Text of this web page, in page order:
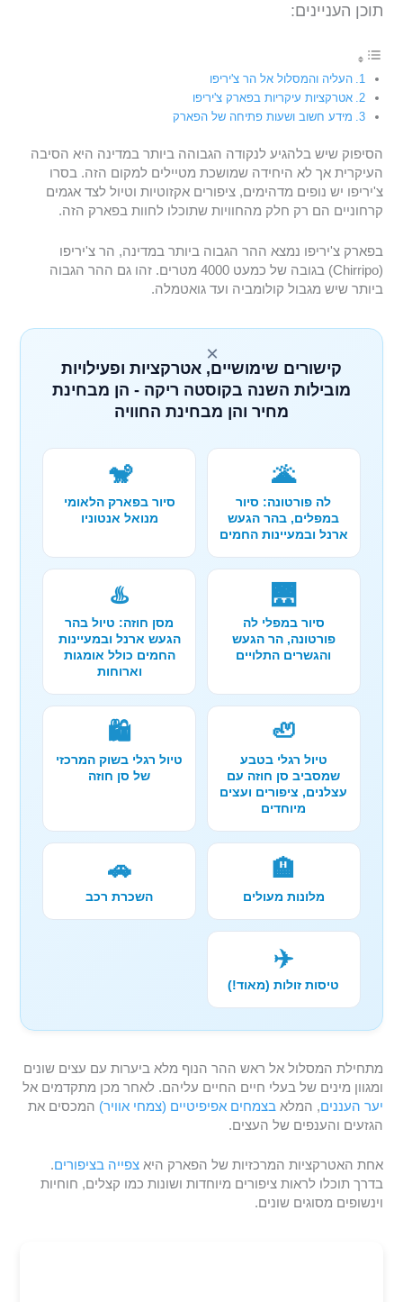
תוכן העניינים:
העליה והמסלול אל הר צ'יריפו
אטרקציות עיקריות בפארק צ'יריפו
מידע חשוב ושעות פתיחה של הפארק
​הסיפוק שיש בלהגיע לנקודה הגבוהה ביותר במדינה היא הסיבה
העיקרית אך לא היחידה שמושכת מטיילים למקום הזה. בסרו
צ'יריפו יש נופים מדהימים, ציפורים אקזוטיות וטיול לצד אגמים
קרחוניים הם רק חלק מהחוויות שתוכלו לחוות בפארק הזה.
בפארק צ'יריפו נמצא ההר הגבוה ביותר במדינה, הר צ'יריפו
(Chirripo) בגובה של כמעט 4000 מטרים. זהו גם ההר הגבוה
ביותר שיש מגבול קולומביה ועד גואטמלה.
×
קישורים שימושיים, אטרקציות ופעילויות
מובילות השנה בקוסטה ריקה - הן מבחינת
מחיר והן מבחינת החוויה
🌋
לה פורטונה: סיור
במפלים, בהר הגעש
ארנל ובמעיינות החמים
🐒
סיור בפארק הלאומי
מנואל אנטוניו
🌉
סיור במפלי לה
פורטונה, הר הגעש
והגשרים התלויים
♨️
מסן חוזה: טיול בהר
הגעש ארנל ובמעיינות
החמים כולל אומגות
וארוחות
🦥
טיול רגלי בטבע
שמסביב סן חוזה עם
עצלנים, ציפורים ועצים
מיוחדים
🛍️
טיול רגלי בשוק המרכזי
של סן חוזה
🏨
מלונות מעולים
🚗
השכרת רכב
✈️
טיסות זולות (מאוד!)
מתחילת המסלול אל ראש ההר הנוף מלא ביערות עם עצים שונים
ומגוון מינים של בעלי חיים החיים עליהם. לאחר מכן מתקדמים אל
יער העננים, המלא בצמחים אפיפיטיים (צמחי אוויר) המכסים את
הגזעים והענפים של העצים.
אחת האטרקציות המרכזיות של הפארק היאצפייה בציפורים.
בדרך תוכלו לראות ציפורים מיוחדות ושונות כמו קצלים, חוחיות
וינשופים מסוגים שונים.